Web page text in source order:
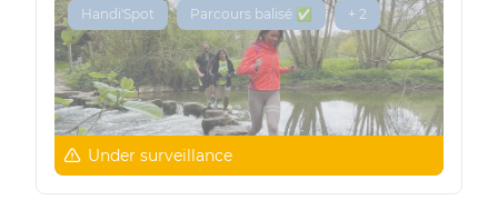
Handi'Spot Parcours balisé ✅ + 2
Under surveillance